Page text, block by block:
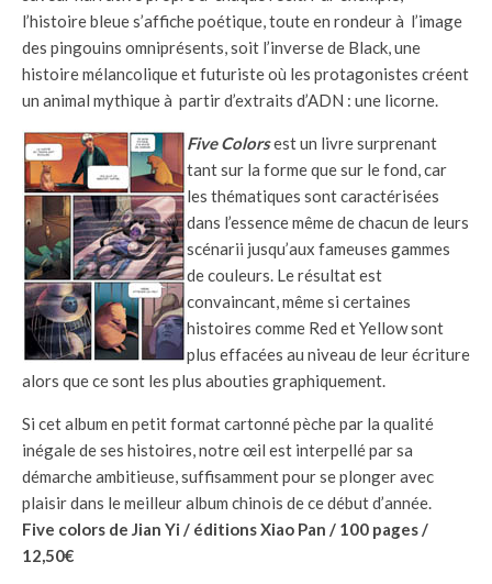
l’histoire bleue s’affiche poétique, toute en rondeur à l’image
des pingouins omniprésents, soit l’inverse de Black, une
histoire mélancolique et futuriste où les protagonistes créent
un animal mythique à partir d’extraits d’ADN : une licorne.
Five Colorsest un livre surprenant
tant sur la forme que sur le fond, car
les thématiques sont caractérisées
dans l’essence même de chacun de leurs
scénarii jusqu’aux fameuses gammes
de couleurs. Le résultat est
convaincant, même si certaines
histoires comme Red et Yellow sont
plus effacées au niveau de leur écriture
alors que ce sont les plus abouties graphiquement.
Si cet album en petit format cartonné pèche par la qualité
inégale de ses histoires, notre œil est interpellé par sa
démarche ambitieuse, suffisamment pour se plonger avec
plaisir dans le meilleur album chinois de ce début d’année.
Five colors de Jian Yi / éditions Xiao Pan / 100 pages /
12,50€